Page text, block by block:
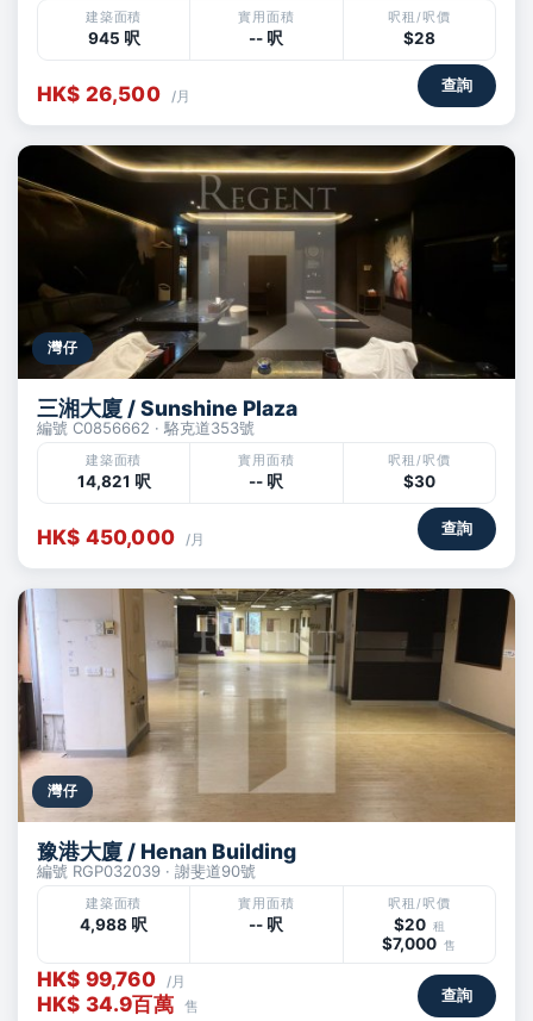
建築面積
945 呎
實用面積
-- 呎
呎租/呎價
$28
HK$ 26,500 /月
查詢
灣仔
三湘大廈 / Sunshine Plaza
編號 C0856662 · 駱克道353號
建築面積
14,821 呎
實用面積
-- 呎
呎租/呎價
$30
HK$ 450,000 /月
查詢
灣仔
豫港大廈 / Henan Building
編號 RGP032039 · 謝斐道90號
建築面積
4,988 呎
實用面積
-- 呎
呎租/呎價
$20 租
$7,000 售
HK$ 99,760 /月
HK$ 34.9百萬 售
查詢